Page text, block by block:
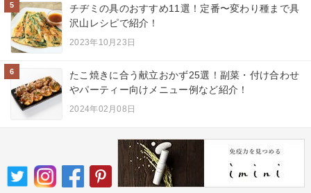
5
チヂミの具のおすすめ11選！定番〜変わり種まで具
沢山レシピで紹介！
2023年10月23日
6
たこ焼きに合う献立おかず25選！副菜・付け合わせ
やパーティー向けメニュー例など紹介！
2024年02月08日